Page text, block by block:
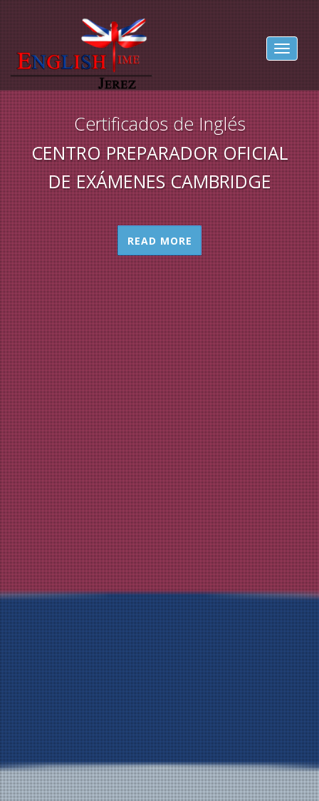
Toggle
Certificados de Inglés
CENTRO PREPARADOR OFICIAL
DE EXÁMENES CAMBRIDGE
READ MORE